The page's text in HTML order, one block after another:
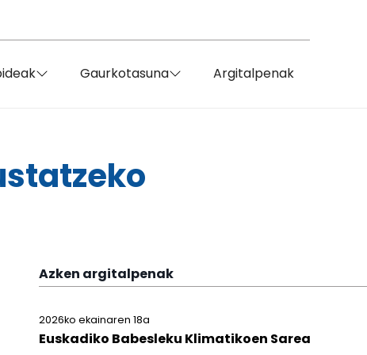
Gaurkotasuna Argitalpenak
Azken argitalpenak
2026ko ekainaren 18a
Euskadiko Babesleku Klimatikoen Sarea